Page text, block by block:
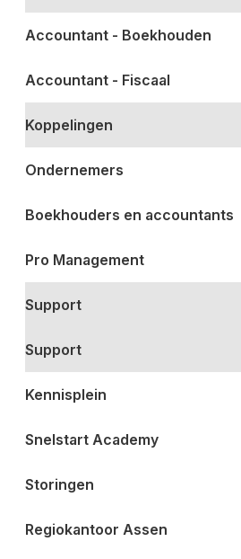
Accountant - Boekhouden
Accountant - Fiscaal
Koppelingen
Ondernemers
Boekhouders en accountants
Pro Management
Support
Support
Kennisplein
Snelstart Academy
Storingen
Regiokantoor Assen